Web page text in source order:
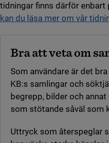
tidningar finns därför enbart
kan du läsa mer om vår
Bra att veta om
Som användare är det
KB:s samlingar och
begrepp, bilder och
som stötande såväl som
Uttryck som återspeglar